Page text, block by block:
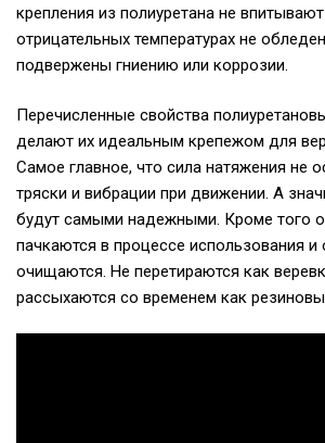
крепления из полиуретана не
отрицательных температурах не
подвержены гниению или коррозии.
Перечисленные свойства
делают их идеальным крепежом для
Самое главное, что сила натяжения не
тряски и вибрации при движении. А
будут самыми надежными. Кроме того
пачкаются в процессе использования и
очищаются. Не перетираются как
рассыхаются со временем как